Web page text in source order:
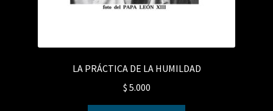
LA PRÁCTICA DE LA HUMILDAD
$ 5.000